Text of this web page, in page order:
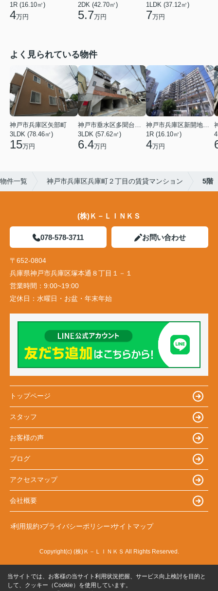
1R (16.10㎡)
4万円
2DK (42.70㎡)
5.7万円
1LDK (37.12㎡)
7万円
よく見られている物件
神戸市兵庫区矢部町
3LDK (78.46㎡)
15万円
神戸市垂水区多聞台２丁目
3LDK (57.62㎡)
6.4万円
神戸市兵庫区新開地１丁目
1R (16.10㎡)
4万円
件一覧 神戸市兵庫区兵庫町２丁目の賃貸マンション 5階
(株)Ｋ－ＬＩＮＫＳ
078-578-3711 お問い合わせ
〒652-0804
兵庫県神戸市兵庫区塚本通８丁目１－１
営業時間： 9:00~19:00
定休日： 水曜日・お盆・年末年始
トップページ
スタッフ
お客様の声
ブログ
アクセスマップ
会社概要
利用規約 プライバシーポリシー サイトマップ
Copyright(c) (株)Ｋ－ＬＩＮＫＳ All Rights Reserved.
当サイトでは、お客様の当サイト利用状況把握、サービス向上検討を目的と
して、クッキー（Cookie）を使用しています。